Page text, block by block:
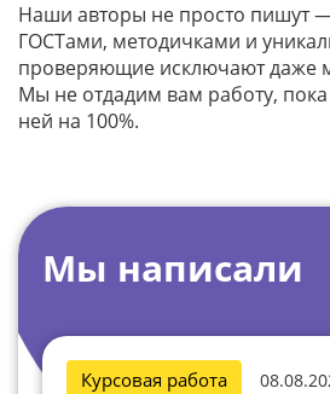
Наши авторы не просто пишут
ГОСТами, методичками и
проверяющие исключают даже
Мы не отдадим вам работу,
ней на 100%.
Мы написали
Курсовая работа